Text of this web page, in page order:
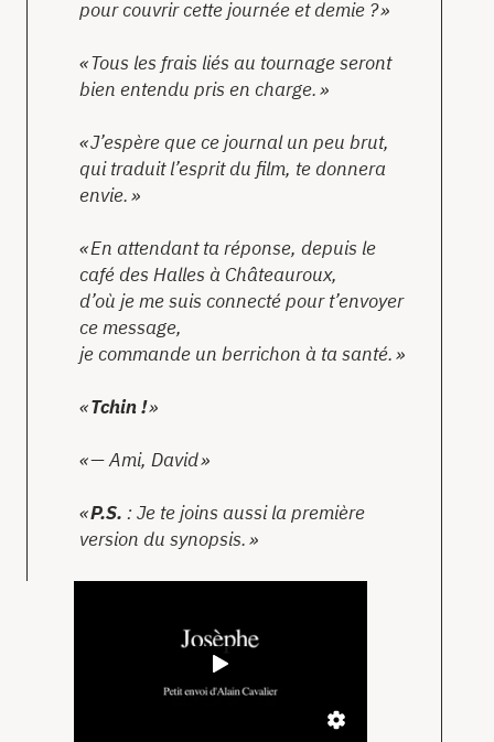
pour couvrir cette journée et demie ?
Tous les frais liés au tournage seront
bien entendu pris en charge.
J’espère que ce journal un peu brut,
qui traduit l’esprit du film, te donnera
envie.
En attendant ta réponse, depuis le
café des Halles à Châteauroux,
d’où je me suis connecté pour t’envoyer
ce message,
je commande un berrichon à ta santé.
Tchin !
—Ami, David
P.S. : Je te joins aussi la première
version du synopsis.